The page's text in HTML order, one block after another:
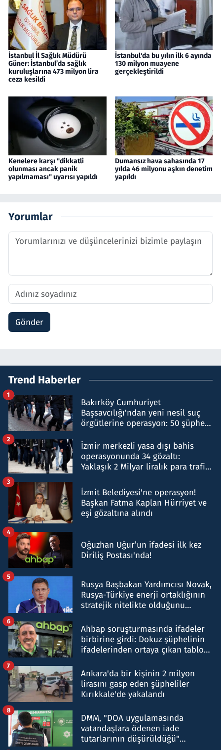
İstanbul İl Sağlık Müdürü
Güner: İstanbul’da sağlık
kuruluşlarına 473 milyon lira
ceza kesildi
İstanbul'da bu yılın ilk 6 ayında
130 milyon muayene
gerçekleştirildi
Kenelere karşı "dikkatli
olunması ancak panik
yapılmaması" uyarısı yapıldı
Dumansız hava sahasında 17
yılda 46 milyonu aşkın denetim
yapıldı
Yorumlar
Gönder
Trend Haberler
Bakırköy Cumhuriyet
Başsavcılığı'ndan yeni nesil suç
örgütlerine operasyon: 50 şüpheli
1
İzmir merkezli yasa dışı bahis
operasyonunda 34 gözaltı:
Yaklaşık 2 Milyar liralık para trafiği
2
İzmit Belediyesi'ne operasyon!
Başkan Fatma Kaplan Hürriyet ve
eşi gözaltına alındı
3
Oğuzhan Uğur’un ifadesi ilk kez
Diriliş Postası'nda!
4
Rusya Başbakan Yardımcısı Novak,
Rusya-Türkiye enerji ortaklığının
stratejik nitelikte olduğunu
5
Ahbap soruşturmasında ifadeler
birbirine girdi: Dokuz şüphelinin
ifadelerinden ortaya çıkan tablo
6
Ankara'da bir kişinin 2 milyon
lirasını gasp eden şüpheliler
Kırıkkale'de yakalandı
7
DMM, "DOA uygulamasında
vatandaşlara ödenen iade
tutarlarının düşürüldüğü"
8